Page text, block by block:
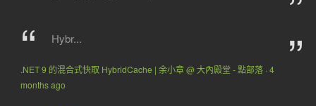
Hybr...
.NET 9 的混合式快取 HybridCache | 余小章 @ 大內殿堂 - 點部落· 4
months ago